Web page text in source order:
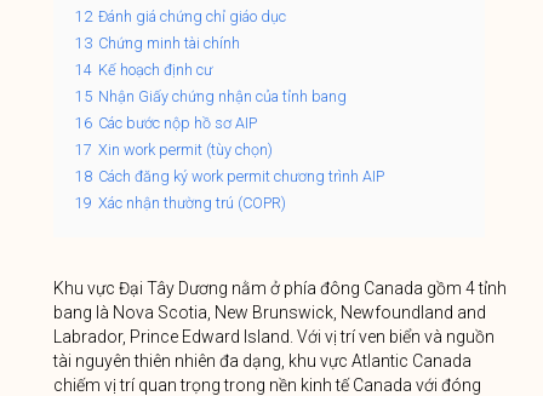
12 Đánh giá chứng chỉ giáo dục
13 Chứng minh tài chính
14 Kế hoạch định cư
15 Nhận Giấy chứng nhận của tỉnh bang
16 Các bước nộp hồ sơ AIP
17 Xin work permit (tùy chọn)
18 Cách đăng ký work permit chương trình AIP
19 Xác nhận thường trú (COPR)
Khu vực Đại Tây Dương nằm ở phía đông Canada gồm 4 tỉnh
bang là Nova Scotia, New Brunswick, Newfoundland and
Labrador, Prince Edward Island. Với vị trí ven biển và nguồn
tài nguyên thiên nhiên đa dạng, khu vực Atlantic Canada
chiếm vị trí quan trọng trong nền kinh tế Canada với đóng